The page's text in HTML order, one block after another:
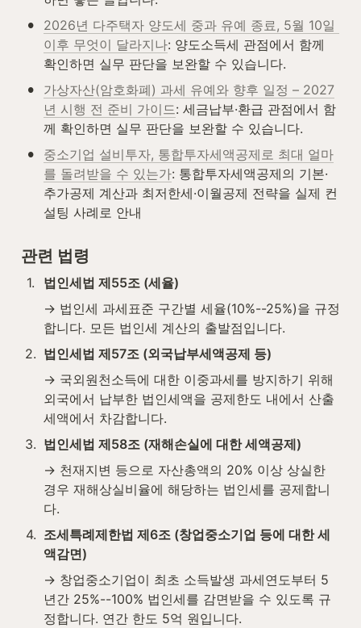
•
2026년 다주택자 양도세 중과 유예 종료, 5월 10일
이후 무엇이 달라지나: 양도소득세 관점에서 함께
확인하면 실무 판단을 보완할 수 있습니다.
•
가상자산(암호화폐) 과세 유예와 향후 일정 – 2027
년 시행 전 준비 가이드: 세금납부·환급 관점에서 함
께 확인하면 실무 판단을 보완할 수 있습니다.
•
중소기업 설비투자, 통합투자세액공제로 최대 얼마
를 돌려받을 수 있는가: 통합투자세액공제의 기본·
추가공제 계산과 최저한세·이월공제 전략을 실제 컨
설팅 사례로 안내
관련 법령
1.
법인세법 제55조 (세율)
→ 법인세 과세표준 구간별 세율(10%--25%)을 규정
합니다. 모든 법인세 계산의 출발점입니다.
2. 법인세법 제57조 (외국납부세액공제 등)
→ 국외원천소득에 대한 이중과세를 방지하기 위해
외국에서 납부한 법인세액을 공제한도 내에서 산출
세액에서 차감합니다.
3. 법인세법 제58조 (재해손실에 대한 세액공제)
→ 천재지변 등으로 자산총액의 20% 이상 상실한
경우 재해상실비율에 해당하는 법인세를 공제합니
다.
4. 조세특례제한법 제6조 (창업중소기업 등에 대한 세
액감면)
→ 창업중소기업이 최초 소득발생 과세연도부터 5
년간 25%--100% 법인세를 감면받을 수 있도록 규
정합니다. 연간 한도 5억 원입니다.